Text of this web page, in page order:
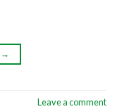
→
Leave a comment